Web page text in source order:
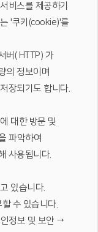
비스를 제공하기
'쿠키(cookie)'를
버( HTTP) 가
의 정보이며
장되기도 합니다.
대한 방문 및
파악하여
사용됩니다.
있습니다.
수 있습니다.
정보 및 보안 →